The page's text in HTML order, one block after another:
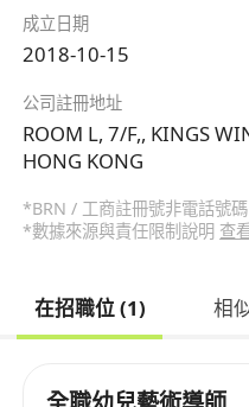
成立日期
2018-10-15
公司註冊地址
ROOM L, 7/F,, KINGS
HONG KONG
*BRN / 工商註冊號非電話號
*數據來源與責任限制說明 查
在招職位 (1) 相